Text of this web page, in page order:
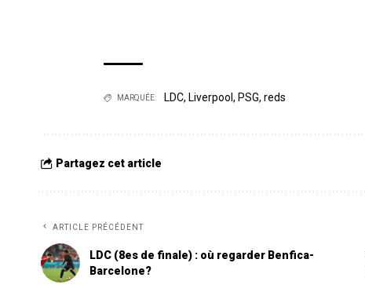
MARQUÉE: LDC, Liverpool , PSG, reds
Partagez cet article
ARTICLE PRÉCÉDENT
LDC (8es de finale) : où regarder Benfica-
Barcelone?